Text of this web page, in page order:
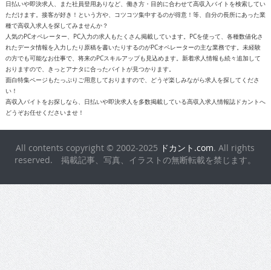
日払いや即決求人、また社員登用ありなど、働き方・目的に合わせて高収入バイトを検索してい
ただけます。接客が好き！という方や、コツコツ集中するのが得意！等、自分の長所にあった業
種で高収入求人を探してみませんか？
人気のPCオペレーター、PC入力の求人もたくさん掲載しています。PCを使って、各種数値化さ
れたデータ情報を入力したり原稿を書いたりするのがPCオペレーターの主な業務です。未経験
の方でも可能なお仕事で、将来のPCスキルアップも見込めます。新着求人情報も続々追加して
おりますので、きっとアナタに合ったバイトが見つかります。
面白特集ページもたっぷりご用意しておりますので、どうぞ楽しみながら求人を探してくださ
い！
高収入バイトをお探しなら、日払いや即決求人を多数掲載している高収入求人情報誌ドカントへ
どうぞお任せくださいませ！
All contents copyright © 2002-2025 ドカント.com. All rights
reserved. 掲載記事、写真、イラストの無断転載を禁じます。